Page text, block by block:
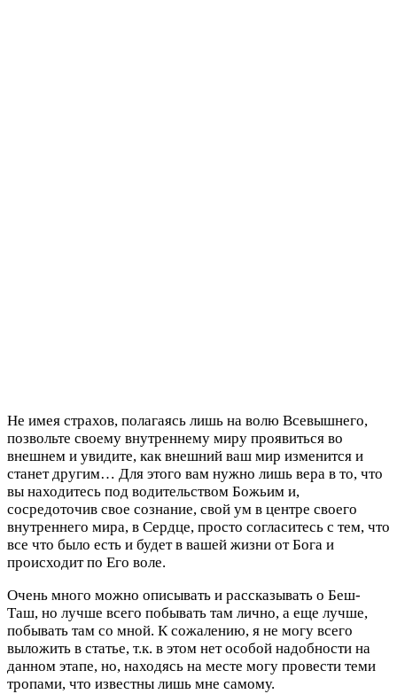
Не имея страхов, полагаясь лишь на волю Всевышнего,
позвольте своему внутреннему миру проявиться во
внешнем и увидите, как внешний ваш мир изменится и
станет другим… Для этого вам нужно лишь вера в то, что
вы находитесь под водительством Божьим и,
сосредоточив свое сознание, свой ум в центре своего
внутреннего мира, в Сердце, просто согласитесь с тем, что
все что было есть и будет в вашей жизни от Бога и
происходит по Его воле.
Очень много можно описывать и рассказывать о Беш-
Таш, но лучше всего побывать там лично, а еще лучше,
побывать там со мной. К сожалению, я не могу всего
выложить в статье, т.к. в этом нет особой надобности на
данном этапе, но, находясь на месте могу провести теми
тропами, что известны лишь мне самому.